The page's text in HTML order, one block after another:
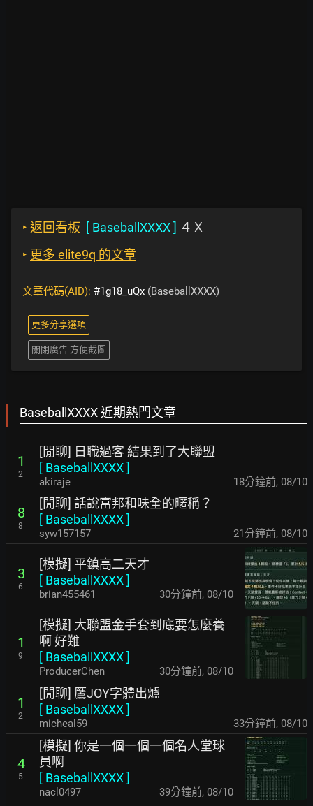
‣ 返回看板 [ BaseballXXXX] ４Ｘ
‣ 更多 elite9q 的文章
文章代碼(AID): #1g18_uQx (BaseballXXXX)
更多分享選項
關閉廣告 方便截圖
BaseballXXXX 近期熱門文章
1
2
[閒聊] 日職過客 結果到了大聯盟
[ BaseballXXXX]
akiraje 18分鐘前, 08/10
8
8
[閒聊] 話說富邦和味全的暱稱？
[ BaseballXXXX]
syw157157 21分鐘前, 08/10
3
6
[模擬] 平鎮高二天才
[ BaseballXXXX]
brian455461 30分鐘前, 08/10
1
9
[模擬] 大聯盟金手套到底要怎麼養
啊 好難
[ BaseballXXXX]
ProducerChen 30分鐘前, 08/10
1
2
[閒聊] 鷹JOY字體出爐
[ BaseballXXXX]
micheal59 33分鐘前, 08/10
4
5
[模擬] 你是一個一個一個名人堂球
員啊
[ BaseballXXXX]
nacl0497 39分鐘前, 08/10